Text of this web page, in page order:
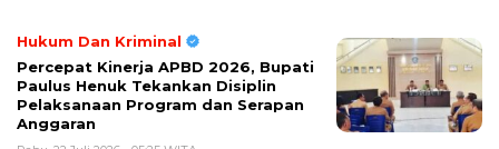
Hukum Dan Kriminal
Percepat Kinerja APBD 2026, Bupati
Paulus Henuk Tekankan Disiplin
Pelaksanaan Program dan Serapan
Anggaran